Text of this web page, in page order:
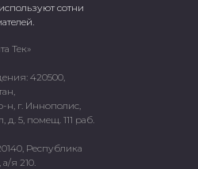
сотни
Тек»
420500,
н, г. Иннополис,
д. 5, помещ. 111 раб.
Республика
а/я 210.